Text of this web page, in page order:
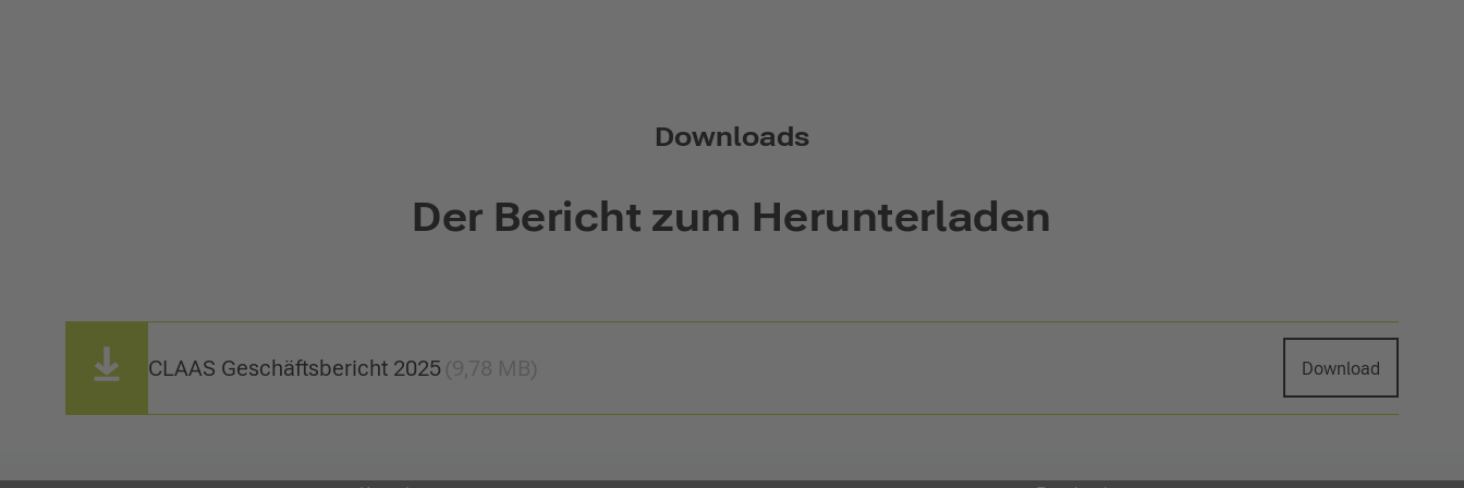
Downloads
Der Bericht zum Herunterladen
CLAAS Geschäftsbericht 2025 (9,78 MB) Download